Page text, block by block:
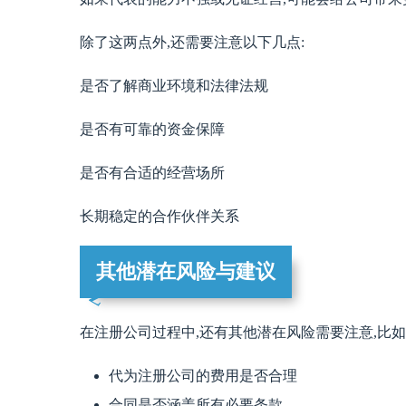
除了这两点外,还需要注意以下几点:
是否了解商业环境和法律法规
是否有可靠的资金保障
是否有合适的经营场所
长期稳定的合作伙伴关系
其他潜在风险与建议
在注册公司过程中,还有其他潜在风险需要注意,比
代为注册公司的费用是否合理